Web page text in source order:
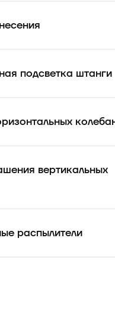
подсветка штанги
вертикальных
распылители